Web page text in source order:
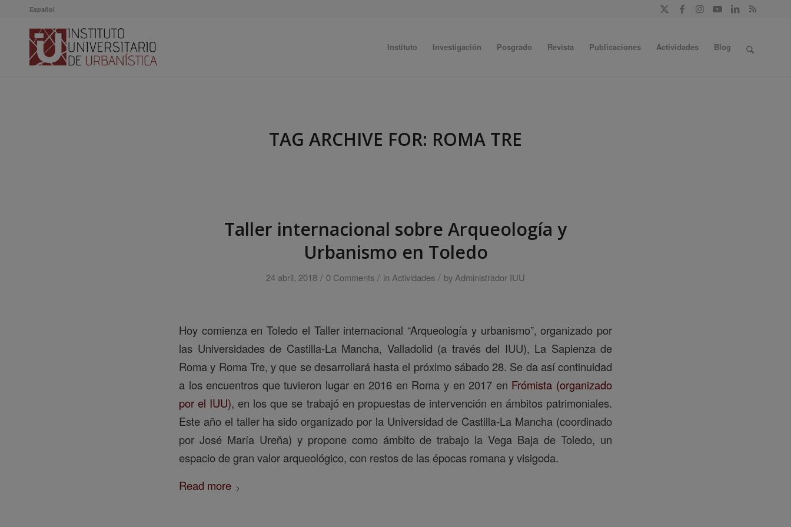
Español
Instituto Investigación Posgrado Revista Publicaciones Actividades Blog
TAG ARCHIVE FOR: ROMA TRE
Taller internacional sobre Arqueología y
Urbanismo en Toledo
24 abril, 2018 / 0 Comments / in Actividades / by Administrador IUU
Hoy comienza en Toledo el Taller internacional “Arqueología y urbanismo”, organizado por
las Universidades de Castilla-La Mancha, Valladolid (a través del IUU), La Sapienza de
Roma y Roma Tre, y que se desarrollará hasta el próximo sábado 28. Se da así continuidad
a los encuentros que tuvieron lugar en 2016 en Roma y en 2017 en Frómista (organizado
por el IUU), en los que se trabajó en propuestas de intervención en ámbitos patrimoniales.
Este año el taller ha sido organizado por la Universidad de Castilla-La Mancha (coordinado
por José María Ureña) y propone como ámbito de trabajo la Vega Baja de Toledo, un
espacio de gran valor arqueológico, con restos de las épocas romana y visigoda.
Read more